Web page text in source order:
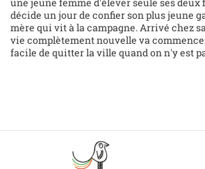
décide un jour de confier son plus jeune
mère qui vit à la campagne. Arrivé chez
vie complètement nouvelle va
facile de quitter la ville quand on n'y est